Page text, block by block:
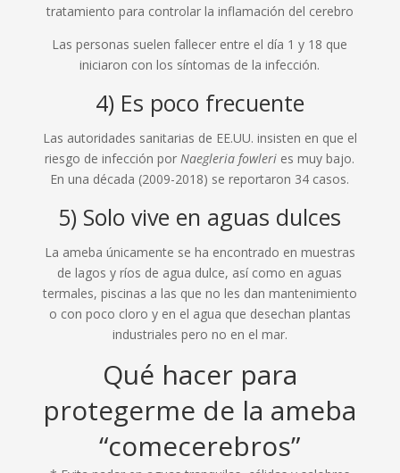
tratamiento para controlar la inflamación del cerebro
Las personas suelen fallecer entre el día 1 y 18 que
iniciaron con los síntomas de la infección.
4) Es poco frecuente
Las autoridades sanitarias de EE.UU. insisten en que el
riesgo de infección porNaegleria fowleri es muy bajo.
En una década (2009-2018) se reportaron 34 casos.
5) Solo vive en aguas dulces
La ameba únicamente se ha encontrado en muestras
de lagos y ríos de agua dulce, así como en aguas
termales, piscinas a las que no les dan mantenimiento
o con poco cloro y en el agua que desechan plantas
industriales pero no en el mar.
Qué hacer para
protegerme de la ameba
“comecerebros”